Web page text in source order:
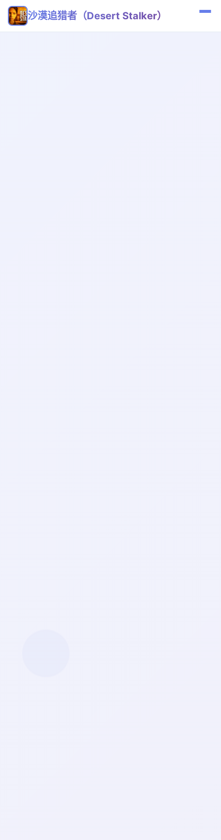
沙漠追猎者（Desert Stalker）